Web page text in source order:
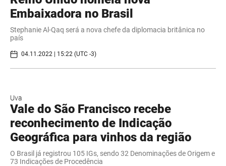
Embaixadora no Brasil
Stephanie Al-Qaq será a nova chefe da diplomacia britânica no
país
04.11.2022 | 15:22 (UTC -3)
Uva
Vale do São Francisco recebe
reconhecimento de Indicação
Geográfica para vinhos da região
O Brasil já registrou 105 IGs, sendo 32 Denominações de Origem e
73 Indicações de Procedência